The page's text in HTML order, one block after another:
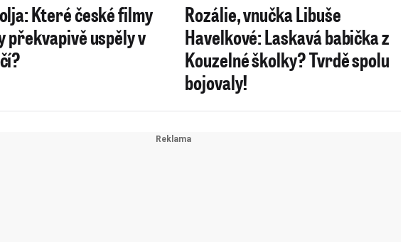
Které české filmy
překvapivě uspěly v
Rozálie, vnučka Libuše
Havelkové: Laskavá babička z
Kouzelné školky? Tvrdě spolu
bojovaly!